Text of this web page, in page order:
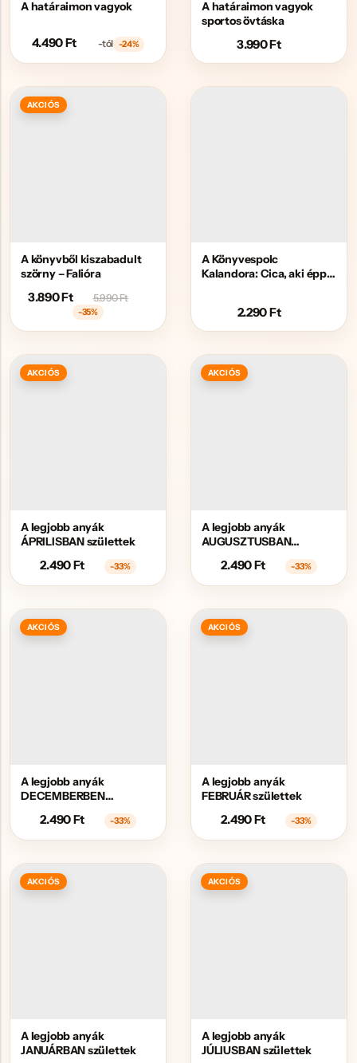
A határaimon vagyok
4.490Ft -tól -24%
A határaimon vagyok
sportos övtáska
3.990Ft
AKCIÓS
A könyvből kiszabadult
szörny – Falióra
3.890Ft 5.990Ft
-35%
A Könyvespolc
Kalandora: Cica, aki épp
2.290Ft
AKCIÓS
A legjobb anyák
ÁPRILISBAN születtek
2.490Ft -33%
AKCIÓS
A legjobb anyák
AUGUSZTUSBAN
2.490Ft -33%
AKCIÓS
A legjobb anyák
DECEMBERBEN
2.490Ft -33%
AKCIÓS
A legjobb anyák
FEBRUÁR születtek
2.490Ft -33%
AKCIÓS
A legjobb anyák
JANUÁRBAN születtek
AKCIÓS
A legjobb anyák
JÚLIUSBAN születtek
Hűtőmágnes, Kitűző
Plüss
Sapka
Táska, pénztárca